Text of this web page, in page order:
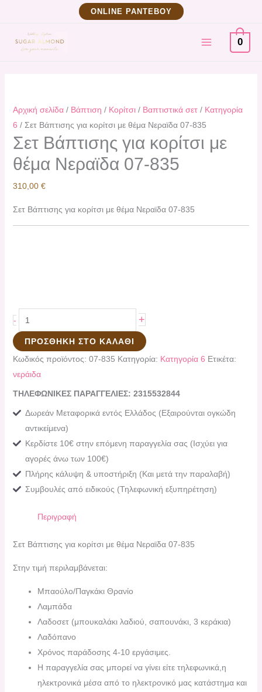
περιεχόμενο
ΟNLINE ΡΑΝΤΕΒΟΥ
MAIN
MENU
0
Αρχική σελίδα/ Βάπτιση / Κορίτσι/ Βαπτιστικά σετ/ Κατηγορία
6 / Σετ Βάπτισης για κορίτσι με θέμα Νεραϊδα 07-835
Σετ Βάπτισης για κορίτσι με
θέμα Νεραϊδα 07-835
310,00 €
Σετ Βάπτισης για κορίτσι με θέμα Νεραϊδα 07-835
-
για
κορίτσι
07-
835
ποσότητα
+
ΠΡΟΣΘΉΚΗ ΣΤΟ ΚΑΛΆΘΙ
Κωδικός προϊόντος: 07-835 Κατηγορία: Κατηγορία 6 Ετικέτα:
νεράιδα
ΤΗΛΕΦΩΝΙΚΕΣ ΠΑΡΑΓΓΕΛΙΕΣ: 2315532844
Δωρεάν Μεταφορικά εντός Ελλάδος (Εξαιρούνται ογκώδη
αντικείμενα)
Κερδίστε 10€ στην επόμενη παραγγελία σας (Ισχύει για
αγορές άνω των 100€)
Πλήρης κάλυψη & υποστήριξη (Και μετά την παραλαβή)
Συμβουλές από ειδικούς (Τηλεφωνική εξυπηρέτηση)
Περιγραφή
Σετ Βάπτισης για κορίτσι με θέμα Νεραϊδα 07-835
Στην τιμή περιλαμβάνεται:
Μπαούλο/Παγκάκι Θρανίο
Λαμπάδα
Λαδοσετ (μπουκαλάκι λαδιού, σαπουνάκι, 3 κεράκια)
Λαδόπανο
Χρόνος παράδοσης 4-10 εργάσιμες.
H παραγγελία σας μπορεί να γίνει είτε τηλεφωνικά,η
ηλεκτρονικά μέσα από το ηλεκτρονικό μας κατάστημα και